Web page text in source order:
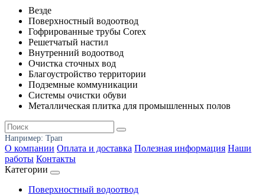
Везде
Поверхностный водоотвод
Гофрированные трубы Corex
Решетчатый настил
Внутренний водоотвод
Очистка сточных вод
Благоустройство территории
Подземные коммуникации
Системы очистки обуви
Металлическая плитка для промышленных полов
Например: Трап
О компании Оплата и доставка Полезная информация Наши
работы Контакты
Категории
Поверхностный водоотвод